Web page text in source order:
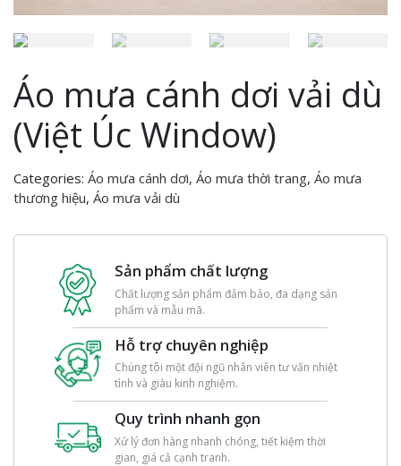
Áo mưa cánh dơi vải dù
(Việt Úc Window)
Categories: Áo mưa cánh dơi, Áo mưa thời trang, Áo mưa
thương hiệu, Áo mưa vải dù
Sản phẩm chất lượng
Chất lượng sản phẩm đảm bảo, đa dạng sản
phẩm và mẫu mã.
Hỗ trợ chuyên nghiệp
Chúng tôi một đội ngũ nhân viên tư vấn nhiệt
tình và giàu kinh nghiệm.
Quy trình nhanh gọn
Xử lý đơn hàng nhanh chóng, tiết kiệm thời
gian, giá cả cạnh tranh.